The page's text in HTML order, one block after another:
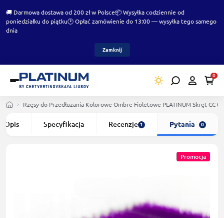
🚚 Darmowa dostawa od 200 zł w Polsce📦 Wysyłka codziennie od
poniedziałku do piątku🕑 Opłać zamówienie do 13:00 — wysyłka tego samego
dnia
Zamknij
0
Rzęsy do Przedłużania Kolorowe Ombre Fioletowe PLATINUM Skręt CC
Opis Specyfikacja Recenzje 1 Pytania 0
Promocja